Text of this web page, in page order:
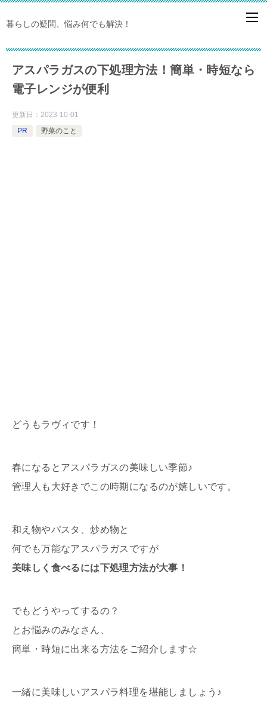
暮らしの疑問、悩み何でも解決！
アスパラガスの下処理方法！簡単・時短なら
電子レンジが便利
更新日： 2023-10-01
PR
野菜のこと
どうもラヴィです！
春になるとアスパラガスの美味しい季節♪
管理人も大好きでこの時期になるのが嬉しいです。
和え物やパスタ、炒め物と
何でも万能なアスパラガスですが
美味しく食べるには下処理方法が大事！
でもどうやってするの？
とお悩みのみなさん、
簡単・時短に出来る方法をご紹介します☆
一緒に美味しいアスパラ料理を堪能しましょう♪